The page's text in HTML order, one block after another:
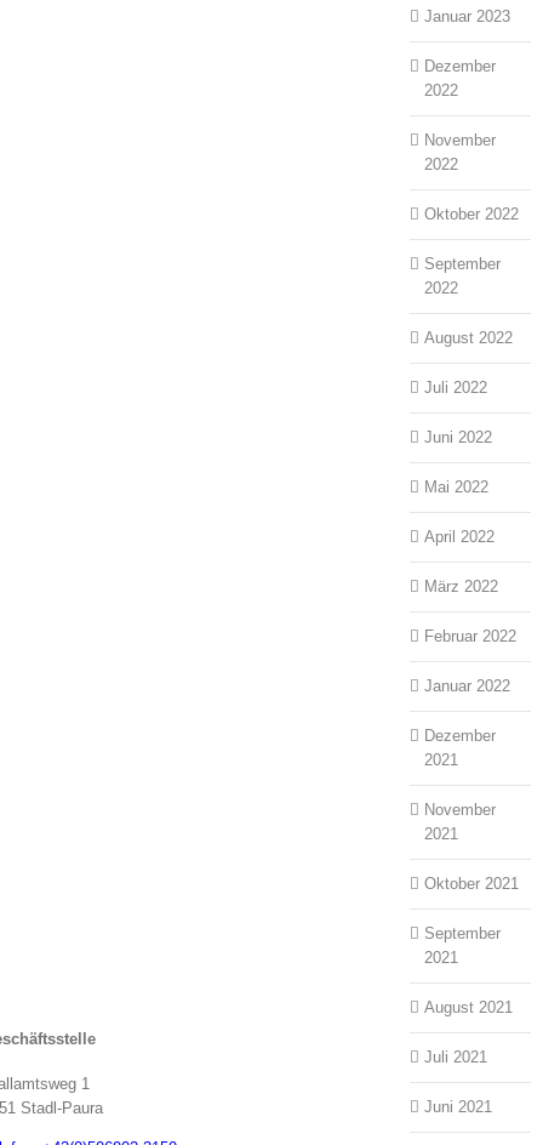
Januar 2023
Dezember
2022
November
2022
Oktober 2022
September
2022
August 2022
Juli 2022
Juni 2022
Mai 2022
April 2022
März 2022
Februar 2022
Januar 2022
Dezember
2021
November
2021
Oktober 2021
September
2021
August 2021
Juli 2021
Juni 2021
1
Stadl-Paura